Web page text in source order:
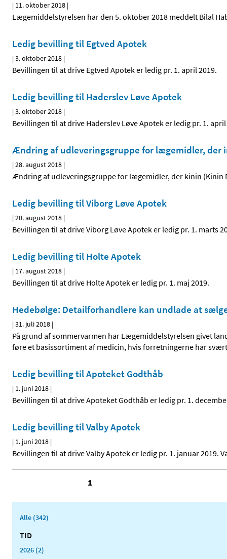
| 11. oktober 2018 |
Lægemiddelstyrelsen har den 5. oktober 2018 meddelt Bilal
Ledig bevilling til Egtved Apotek
|3. oktober 2018 |
Bevillingen til at drive Egtved Apotek er ledig pr. 1. april 2019.
Ledig bevilling til Haderslev Løve Apotek
|3. oktober 2018 |
Bevillingen til at drive Haderslev Løve Apotek er ledig pr. 1. april
Ændring af udleveringsgruppe for lægemidler, der
|28. august 2018 |
Ændring af udleveringsgruppe for lægemidler, der kinin (Kinin
Ledig bevilling til Viborg Løve Apotek
|20. august 2018 |
Bevillingen til at drive Viborg Løve Apotek er ledig pr. 1. marts
Ledig bevilling til Holte Apotek
| 17. august 2018 |
Bevillingen til at drive Holte Apotek er ledig pr. 1. maj 2019.
Hedebølge: Detailforhandlere kan undlade at
|31. juli 2018 |
På grund af sommervarmen har Lægemiddelstyrelsen givet
føre et basissortiment af medicin, hvis forretningerne har
Ledig bevilling til Apoteket Godthåb
| 1. juni 2018 |
Bevillingen til at drive Apoteket Godthåb er ledig pr. 1.
Ledig bevilling til Valby Apotek
| 1. juni 2018 |
Bevillingen til at drive Valby Apotek er ledig pr. 1. januar 2019.
1
Alle (342)
TID
2026 (2)